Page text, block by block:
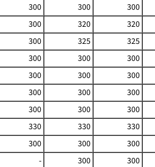
300 300 300
300 320 320
300 325 325
300 300 300
300 300 300
300 300 300
300 300 300
330 330 330
300 300 300
- 300 300